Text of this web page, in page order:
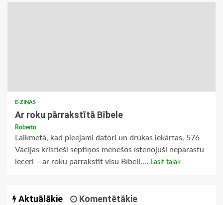
E-ZIŅAS
Ar roku pārrakstītā Bībele
Roberto
Laikmetā, kad pieejami datori un drukas iekārtas, 576
Vācijas kristieši septiņos mēnešos īstenojuši neparastu
ieceri – ar roku pārrakstīt visu Bībeli.... Lasīt tālāk
Aktuālākie Komentētākie